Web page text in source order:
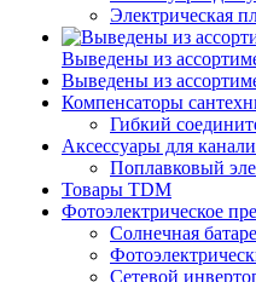
Электрическая
Выведены из
Выведены из
Компенсаторы
Гибкий
Аксессуары для
Поплавковый
Товары TDM
Фотоэлектрическое
Солнечная
Сетевой